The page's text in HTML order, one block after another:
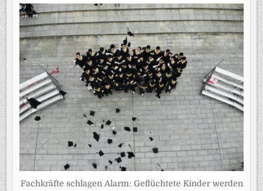
Fachkräfte schlagen Alarm: Geflüchtete Kinder werden